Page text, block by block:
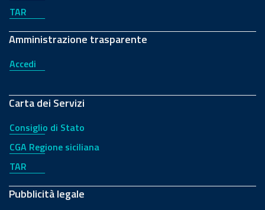
TAR
Amministrazione trasparente
Accedi
Carta dei Servizi
Consiglio di Stato
CGA Regione siciliana
TAR
Pubblicità legale